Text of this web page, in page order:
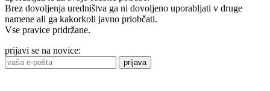
Brez dovoljenja uredništva ga ni dovoljeno uporabljati v druge
namene ali ga kakorkoli javno priobčati.
Vse pravice pridržane.
prijavi se na novice:
prijava